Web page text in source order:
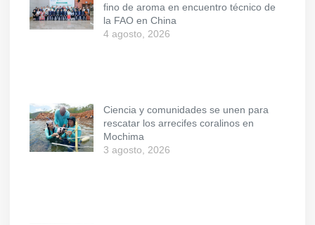
fino de aroma en encuentro técnico de
la FAO en China
4 agosto, 2026
Ciencia y comunidades se unen para
rescatar los arrecifes coralinos en
Mochima
3 agosto, 2026